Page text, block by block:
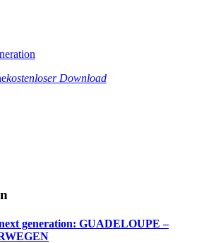
kostenloser Download
generation: GUADELOUPE –